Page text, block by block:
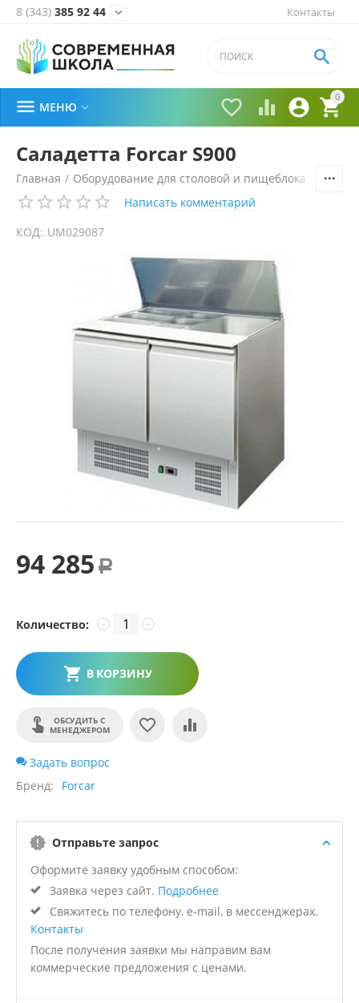
Контакты
8 (343) 385 92 44 
0


 

 МЕНЮ 
Саладетта Forcar S900
Главная / Оборудование для столовой и пищеблока
Написать комментарий
КОД: UM029087
94 285 Р
Количество: +
−
В КОРЗИНУ
ОБСУДИТЬ С
МЕНЕДЖЕРОМ
Задать вопрос
Бренд
Forcar
Отправьте запрос
Оформите заявку удобным способом:
Заявка через сайт. Подробнее
Свяжитесь по телефону, e-mail, в мессенджерах.
Контакты
После получения заявки мы направим вам
коммерческие предложения с ценами.